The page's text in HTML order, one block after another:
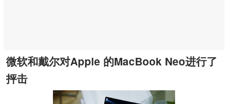
微软和戴尔对Apple 的MacBook Neo进行了
抨击